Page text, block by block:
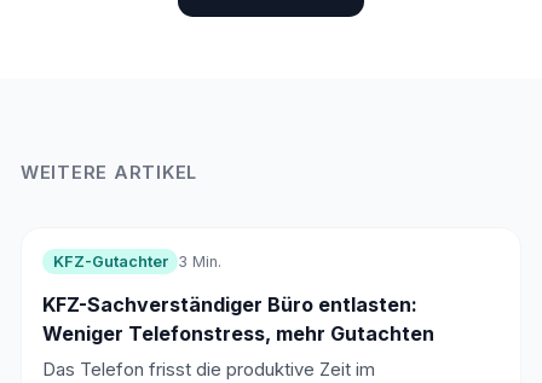
WEITERE ARTIKEL
KFZ-Gutachter 3 Min.
KFZ-Sachverständiger Büro entlasten:
Weniger Telefonstress, mehr Gutachten
Das Telefon frisst die produktive Zeit im